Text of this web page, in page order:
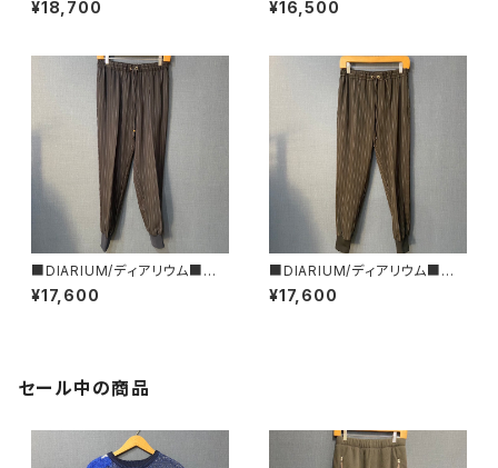
春新作！MADE IN JAPAN
¥18,700
ンツ■2024年春新作！
¥16,500
■DIARIUM/ディアリウム■強
撚ストライプツイル・ジョガーパ
ンツ/NAVY■2024年春新作！
¥17,600
■DIARIUM/ディアリウム■強
撚ストライプツイル・ジョガーパ
ンツ/BLACK■2024年春新作！
¥17,600
セール中の商品